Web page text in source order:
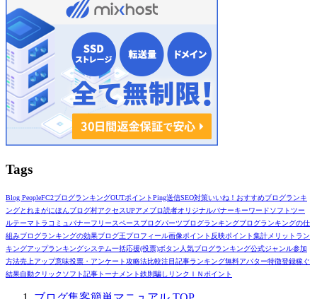
Tags
Blog PeopleFC2ブログランキングOUTポイントPing送信SEO対策いいね！ おすすめブログランキ
ングとれまがにほんブログ村アクセスUPアメブロ読者オリジナルバナーキーワードソフトツー
ルテーマ トラコミュバナーフリースペースブログパーツブログランキングブログランキングの仕
組みブログランキングの効果ブログ王プロフィール画像ポイント反映ポイント集計メリット ラン
キングアップランキングシステム一括応援(投票)ボタン人気ブログランキング公式ジャンル参加
方法売上アップ意味投票・アンケート攻略法比較注目記事ランキング無料アバター特徴登録稼ぐ
結果自動クリックソフト記事トーナメント鉄則騙しリンク ＩＮポイント